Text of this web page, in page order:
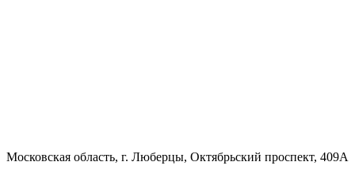
Московская область, г. Люберцы, Октябрьский проспект, 409А